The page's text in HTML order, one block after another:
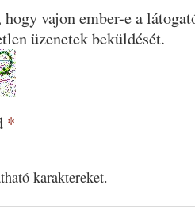
vajon ember-e a
üzenetek beküldését.
*
karaktereket.